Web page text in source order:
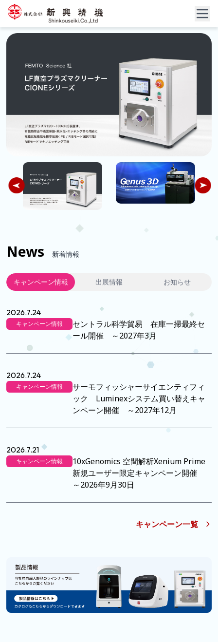
News 新着情報
キャンペーン情報 出展情報 お知らせ
2026.7.24
キャンペーン情報
セントラル科学貿易 在庫一掃最終セ
ール開催 ～2027年3月
2026.7.24
キャンペーン情報
サーモフィッシャーサイエンティフィ
ック Luminexシステム買い替えキャ
ンペーン開催 ～2027年12月
2026.7.21
キャンペーン情報
10xGenomics 空間解析Xenium Prime
新規ユーザー限定キャンペーン開催
～2026年9月30日
キャンペーン一覧